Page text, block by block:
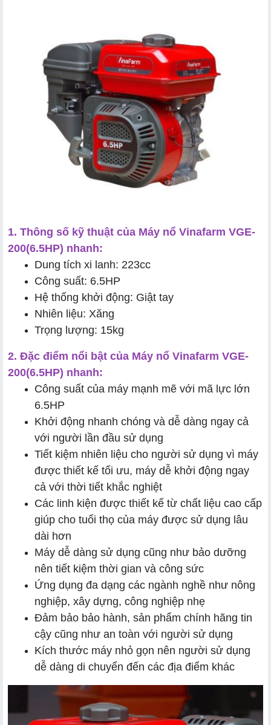
1. Thông số kỹ thuật của Máy nổ Vinafarm VGE-
200(6.5HP) nhanh:
Dung tích xi lanh: 223cc
Công suất: 6.5HP
Hệ thống khởi động: Giật tay
Nhiên liệu: Xăng
Trọng lượng: 15kg
2. Đặc điểm nổi bật của Máy nổ Vinafarm VGE-
200(6.5HP) nhanh:
Công suất của máy mạnh mẽ với mã lực lớn
6.5HP
Khởi động nhanh chóng và dễ dàng ngay cả
với người lần đầu sử dụng
Tiết kiệm nhiên liệu cho người sử dụng vì máy
được thiết kế tối ưu, máy dễ khởi động ngay
cả với thời tiết khắc nghiệt
Các linh kiện được thiết kế từ chất liệu cao cấp
giúp cho tuổi thọ của máy được sử dụng lâu
dài hơn
Máy dễ dàng sử dụng cũng như bảo dưỡng
nên tiết kiệm thời gian và công sức
Ứng dụng đa dạng các ngành nghề như nông
nghiệp, xây dựng, công nghiệp nhẹ
Đảm bảo bảo hành, sản phẩm chính hãng tin
cậy cũng như an toàn với người sử dụng
Kích thước máy nhỏ gọn nên người sử dụng
dễ dàng di chuyển đến các địa điểm khác